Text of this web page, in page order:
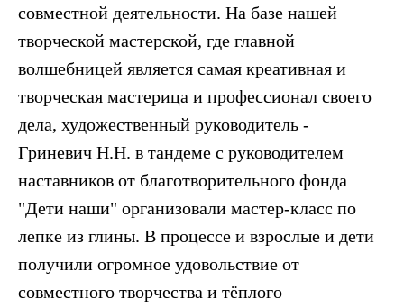
совместной деятельности. На базе нашей
творческой мастерской, где главной
волшебницей является самая креативная и
творческая мастерица и профессионал своего
дела, художественный руководитель -
Гриневич Н.Н. в тандеме с руководителем
наставников от благотворительного фонда
"Дети наши" организовали мастер-класс по
лепке из глины. В процессе и взрослые и дети
получили огромное удовольствие от
совместного творчества и тёплого